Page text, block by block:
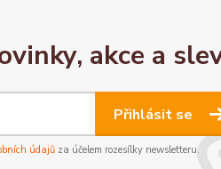
akce a
Přihlásit se
údajůza účelem rozesílky newsletteru.